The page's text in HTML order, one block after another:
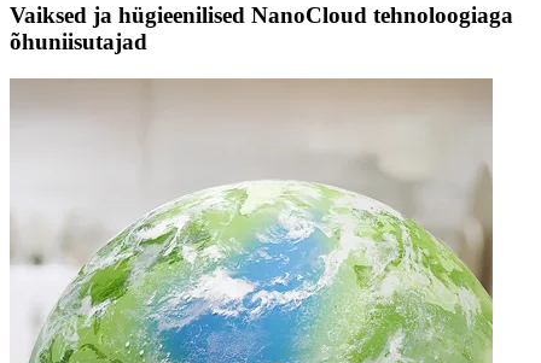
Vaiksed ja hügieenilised NanoCloud tehnoloogiaga
õhuniisutajad​